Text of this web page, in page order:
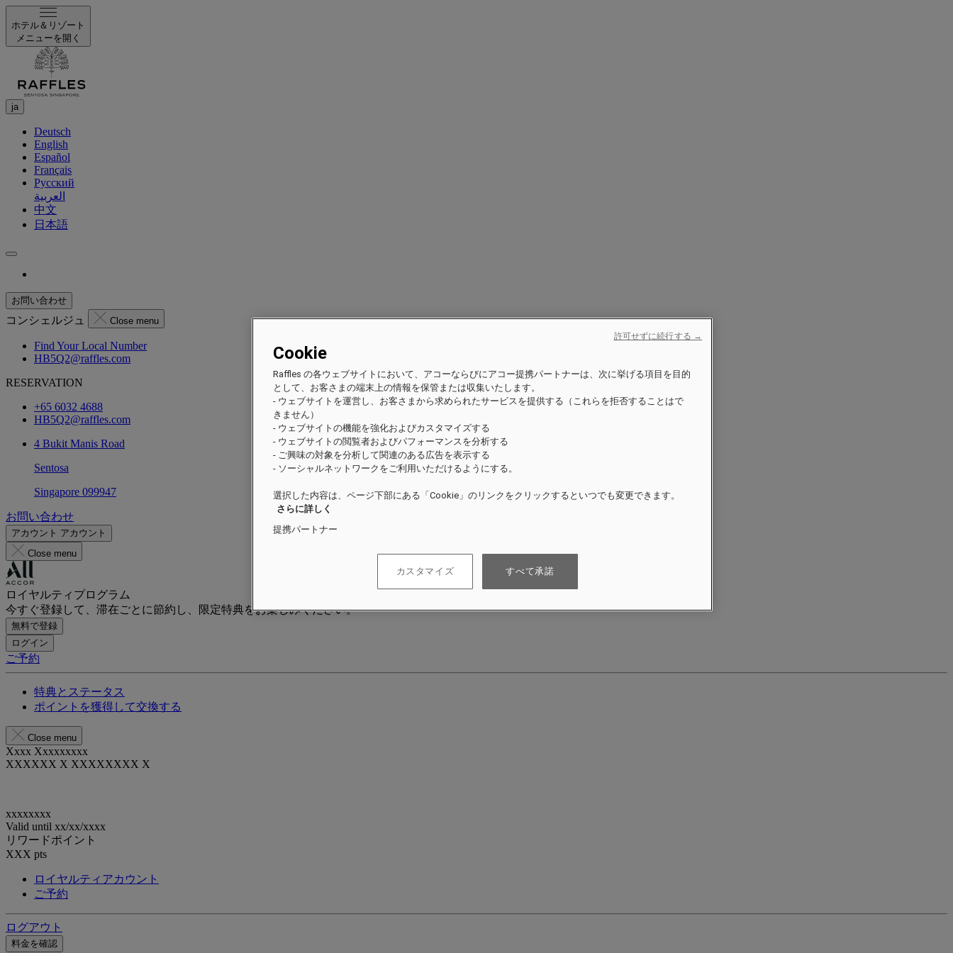
ホテル＆リゾート
メニューを開く
ja
Deutsch
English
Español
Français
Русский
العربية
中文
日本語
お問い合わせ
コンシェルジュ Close menu
Find Your Local Number
HB5Q2@raffles.com
RESERVATION
+65 6032 4688
HB5Q2@raffles.com
4 Bukit Manis Road
Sentosa
Singapore 099947
お問い合わせ
アカウント アカウント
Close menu
ロイヤルティプログラム
今すぐ登録して、滞在ごとに節約し、限定特典をお楽しみください。
無料で登録
ログイン
ご予約
特典とステータス
ポイントを獲得して交換する
Close menu
Xxxx Xxxxxxxxx
XXXXXX X XXXXXXXX X
xxxxxxxx
Valid until xx/xx/xxxx
リワードポイント
XXX pts
ロイヤルティアカウント
ご予約
ログアウト
料金を確認
Cookie
Raffles の各ウェブサイトにおいて、アコーならびにアコー提携パートナーは、次に挙げる項目を目的
として、お客さまの端末上の情報を保管または収集いたします。
- ウェブサイトを運営し、お客さまから求められたサービスを提供する（これらを拒否することはで
きません）
- ウェブサイトの機能を強化およびカスタマイズする
- ウェブサイトの閲覧者およびパフォーマンスを分析する
- ご興味の対象を分析して関連のある広告を表示する
- ソーシャルネットワークをご利用いただけるようにする。
選択した内容は、ページ下部にある「Cookie」のリンクをクリックするといつでも変更できます。
さらに詳しく
提携パートナー
カスタマイズ すべて承諾
許可せずに続行する →